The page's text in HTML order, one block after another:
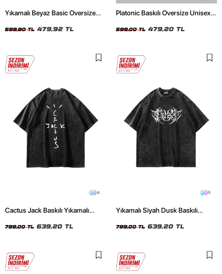
Yıkamalı Beyaz Basic Oversize
599,90 TL 479,92 TL
Platonic Baskılı Oversize Unisex
599,00 TL 479,20 TL
4
Cactus Jack Baskılı Yıkamalı
799,00 TL 639,20 TL
5
Yıkamalı Siyah Dusk Baskılı
799,00 TL 639,20 TL